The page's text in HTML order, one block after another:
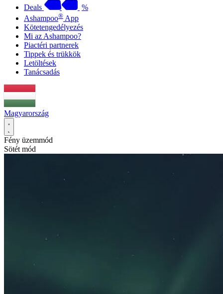
Deals
%
Ashampoo® App
Kötetengedélyezés
Mi az Ashampoo?
Piactéri partnerek
Tippek és trükkök
Letöltések
Tanácsadás
Magyarország
Fény üzemmód
Sötét mód